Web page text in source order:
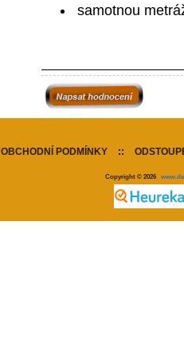
samotnou
OBCHODNÍ PODMÍNKY ::
Copyright © 2026